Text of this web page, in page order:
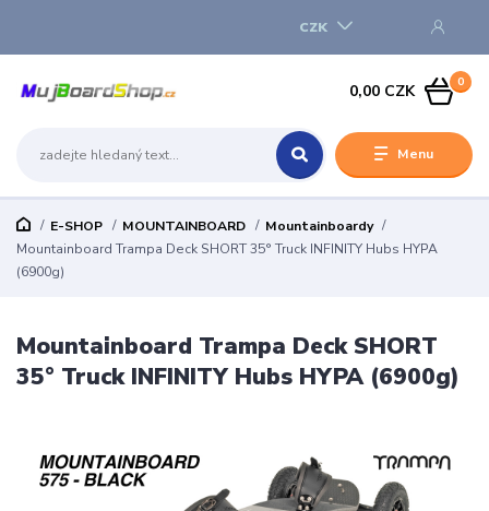
Menu
CZK
0
0,00 CZK
E-SHOP MOUNTAINBOARD
Mountainboardy
Mountainboard Trampa Deck SHORT 35° Truck INFINITY Hubs HYPA
(6900g)
Mountainboard Trampa Deck SHORT
35° Truck INFINITY Hubs HYPA (6900g)